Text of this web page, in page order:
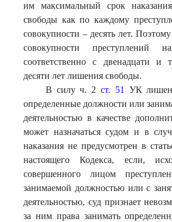
им максимальный срок
свободы как по каждому
совокупности – десять лет.
совокупности преступлений
соответственно с двенадцати и
десяти лет лишения свободы.
В силу ч. 2 ст. 51
УК
определенные должности или
деятельностью в качестве
может назначаться судом и в
наказания не предусмотрен в
настоящего Кодекса, если,
совершенного лицом
занимаемой должностью или с
деятельностью, суд признает
за ним права занимать